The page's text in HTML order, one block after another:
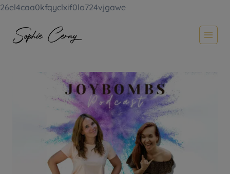
26el4caa0kfqyclxif0lo724vjgawe
Inhalt